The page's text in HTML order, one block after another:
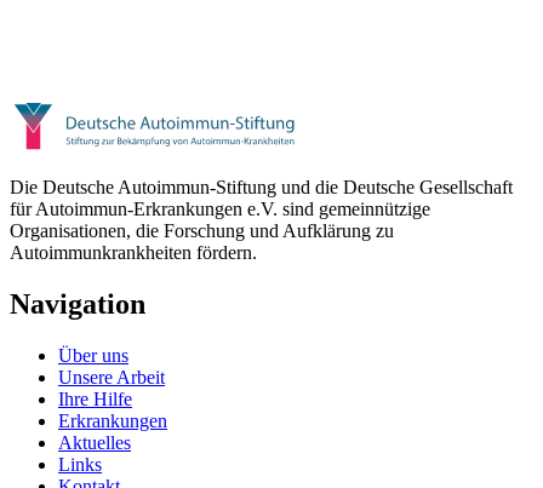
Die Deutsche Autoimmun-Stiftung und die Deutsche Gesellschaft
für Autoimmun-Erkrankungen e.V. sind gemeinnützige
Organisationen, die Forschung und Aufklärung zu
Autoimmunkrankheiten fördern.
Navigation
Über uns
Unsere Arbeit
Ihre Hilfe
Erkrankungen
Aktuelles
Links